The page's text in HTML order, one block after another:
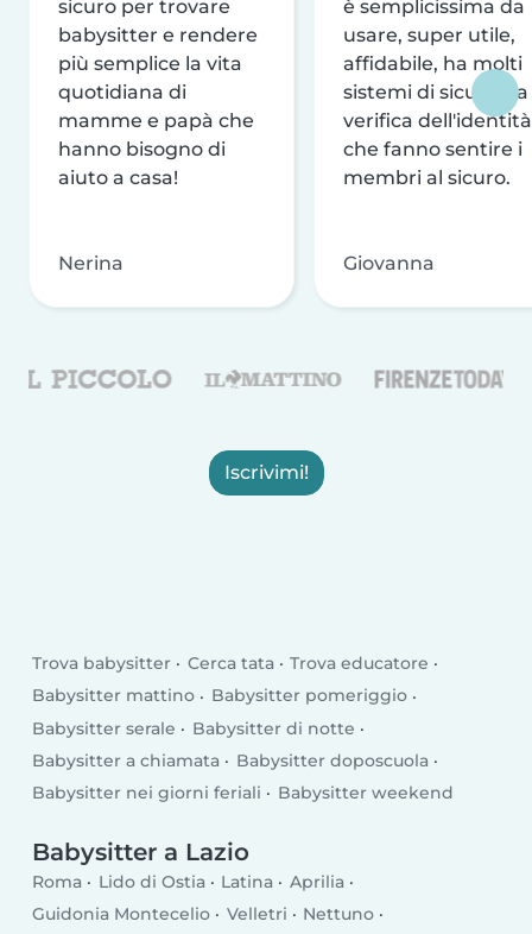
sicuro per trovare
babysitter e rendere
più semplice la vita
quotidiana di
mamme e papà che
hanno bisogno di
aiuto a casa!
Nerina
è semplicissima da
usare, super utile,
affidabile, ha molti
sistemi di sicurezza
verifica dell'identità
che fanno sentire i
membri al sicuro.
Giovanna
Iscrivimi!
Trova babysitter Cerca tata
Trova educatore
Babysitter mattino
Babysitter pomeriggio
Babysitter serale
Babysitter di notte
Babysitter a chiamata
Babysitter doposcuola
Babysitter nei giorni feriali
Babysitter weekend
Babysitter a Lazio
Roma Lido di Ostia Latina
Aprilia
Guidonia Montecelio
Velletri
Nettuno